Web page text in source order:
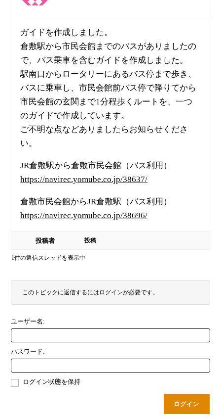
ガイドを作成しました。
倉敷駅から市民会館までのバスがありましたの
で、バス乗車を含むガイドを作成しました。
駅南口からロータリーにあるバス停まで歩き、
バスに乗車し、市民会館前バス停で降りてから
市民会館の玄関まで1分程歩くルートを、一つ
のガイドで作成しています。
ご不明な点などありましたらお知らせくださ
い。
JR倉敷駅から倉敷市民会館（バス利用）
https://navirec.yomube.co.jp/38637/
倉敷市民会館からJR倉敷駅（バス利用）
https://navirec.yomube.co.jp/38696/
投稿者 投稿
1件の返信スレッドを表示中
このトピックに返信するにはログインが必要です。
ユーザー名:
パスワード:
ログイン状態を保持
ログイン